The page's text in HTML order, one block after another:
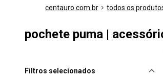
centauro.com.br todos os
pochete puma |
Filtros selecionados